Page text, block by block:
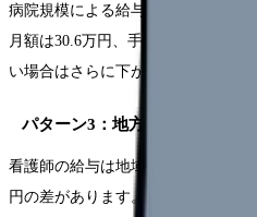
病院規模による給与格差は前述の
月額は30.6万円、手取りにして約
い場合はさらに下がり、手取り20万
パターン3：地方の低賃金エリア
看護師の給与は地域差が大きく、
円の差があります。地方の中小規